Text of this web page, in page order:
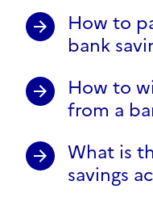
How to
bank
How to
from a
What is
savings